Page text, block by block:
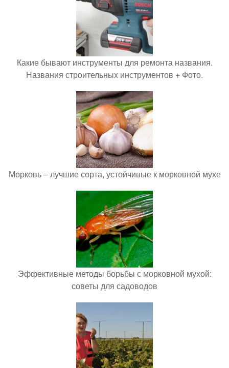
Какие бывают инструменты для ремонта названия.
Названия строительных инструментов + Фото.
Морковь – лучшие сорта, устойчивые к морковной мухе
Эффективные методы борьбы с морковной мухой:
советы для садоводов